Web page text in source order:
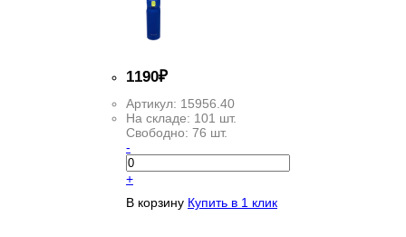
1190₽
Артикул: 15956.40
На складе: 101 шт.
Свободно: 76 шт.
-
+
В корзину Купить в 1 клик